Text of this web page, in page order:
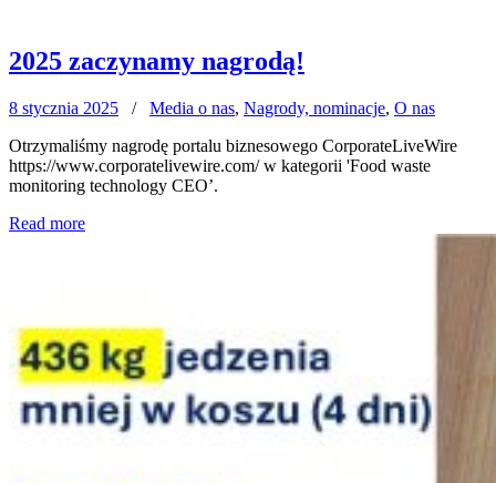
2025 zaczynamy nagrodą!
8 stycznia 2025 / Media o nas, Nagrody, nominacje, O nas
Otrzymaliśmy nagrodę portalu biznesowego CorporateLiveWire
https://www.corporatelivewire.com/ w kategorii 'Food waste
monitoring technology CEO’.
Read more